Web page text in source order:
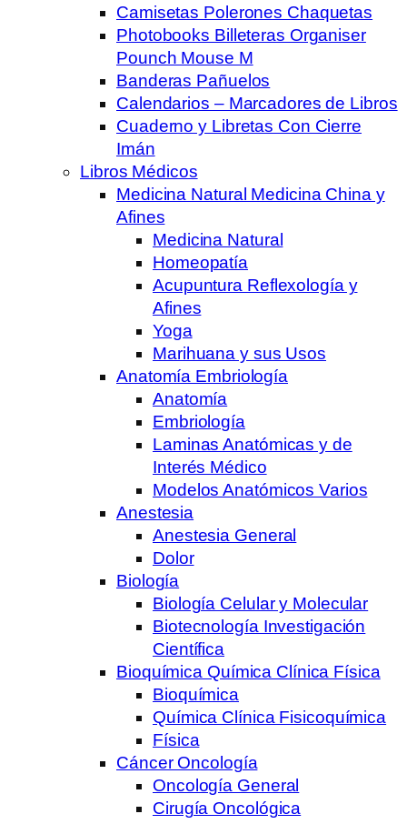
Camisetas Polerones Chaquetas
Photobooks Billeteras Organiser
Pounch Mouse M
Banderas Pañuelos
Calendarios – Marcadores de Libros
Cuaderno y Libretas Con Cierre
Imán
Libros Médicos
Medicina Natural Medicina China y
Afines
Medicina Natural
Homeopatía
Acupuntura Reflexología y
Afines
Yoga
Marihuana y sus Usos
Anatomía Embriología
Anatomía
Embriología
Laminas Anatómicas y de
Interés Médico
Modelos Anatómicos Varios
Anestesia
Anestesia General
Dolor
Biología
Biología Celular y Molecular
Biotecnología Investigación
Científica
Bioquímica Química Clínica Física
Bioquímica
Química Clínica Fisicoquímica
Física
Cáncer Oncología
Oncología General
Cirugía Oncológica